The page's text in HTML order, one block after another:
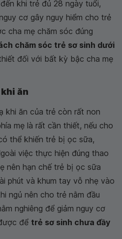
khi trẻ đủ 28 ngày tuổi,
cơ gây nguy hiểm cho trẻ
cha mẹ chăm sóc đúng
chăm sóc trẻ sơ sinh dưới
đối với bất kỳ bậc cha mẹ
ăn
khi ăn của trẻ còn rất non
mẹ là rất cần thiết, nếu cho
thể khiến trẻ bị ọc sữa,
việc thực hiện đúng thao
nên hạn chế trẻ bị ọc sữa
phút và khum tay vỗ nhẹ vào
ngủ nên cho trẻ nằm đầu
nghiêng để giảm nguy cơ
để trẻ sơ sinh chưa đầy